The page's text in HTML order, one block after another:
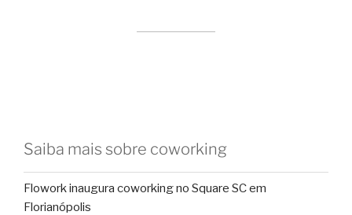
Saiba mais sobre coworking
Flowork inaugura coworking no Square SC em
Florianópolis